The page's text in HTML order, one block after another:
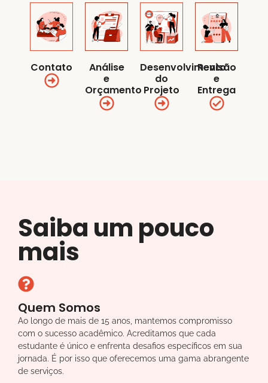
Contato
Análise
e
Orçamento
Desenvolvimento
do
Projeto
Revisão
e
Entrega
Saiba um pouco
mais
Quem Somos
Ao longo de mais de 15 anos, mantemos compromisso
com o sucesso acadêmico. Acreditamos que cada
estudante é único e enfrenta desafios específicos em sua
jornada. É por isso que oferecemos uma gama abrangente
de serviços.